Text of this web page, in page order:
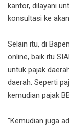
kantor, dilayani
konsultasi ke
Selain itu, di
online, baik itu
untuk pajak
daerah. Seperti
kemudian pajak
"Kemudian juga